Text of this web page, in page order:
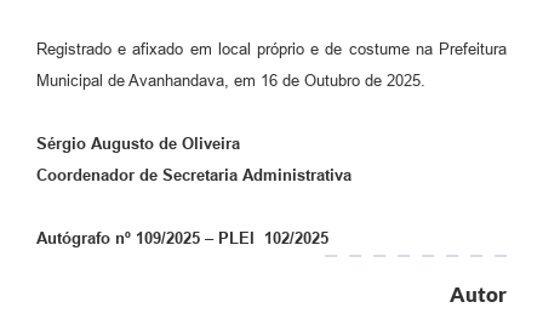
Registrado e afixado em local próprio e de costume na Prefeitura
Municipal de Avanhandava, em 16 de Outubro de 2025.
Sérgio Augusto de Oliveira
Coordenador de Secretaria Administrativa
Autógrafo nº 109/2025 – PLEI 102/2025
Autor